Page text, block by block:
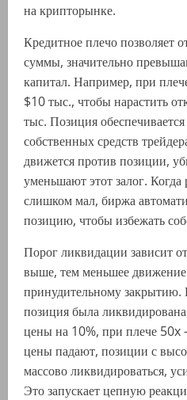
на крипторынке.
Кредитное плечо позволяет
суммы, значительно
капитал. Например, при
$10 тыс., чтобы нарастить
тыс. Позиция
собственных средств
движется против позиции,
уменьшают этот залог. Когда
слишком мал, биржа
позицию, чтобы избежать
Порог ликвидации зависит
выше, тем меньшее
принудительному
позиция была
цены на 10%, при плече 50x
цены падают, позиции с
массово ликвидироваться,
Это запускает цепную